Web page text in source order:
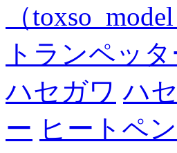
（toxso_model
トランペッタ
ハセガワ ハ
ー ヒートペ